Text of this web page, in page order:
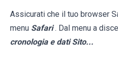
Assicurati che il tuo browser
menu Safari . Dal menu a
cronologia e dati Sito...